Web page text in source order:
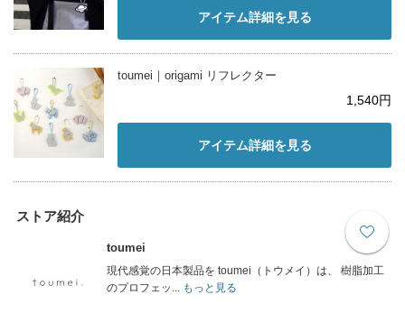
アイテム詳細を見る
toumei｜origami リフレクター
1,540円
アイテム詳細を見る
ストア紹介
toumei
現代感覚の日本製品を toumei（トウメイ）は、 樹脂加工
のプロフェッ...
もっと見る